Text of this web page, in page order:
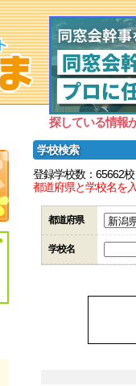
探している情報
学校検索
登録学校数：65662校
都道府県と学校名を
都道府県
学校名